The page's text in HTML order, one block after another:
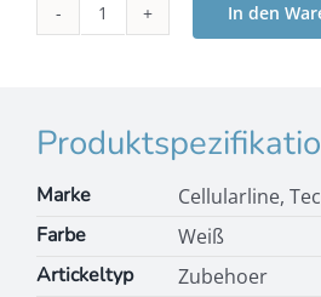
Cellularline
MUSIC
BUCKET
In den
Marke
Cellularline,
Farbe
Weiß
Artickeltyp
Zubehoer